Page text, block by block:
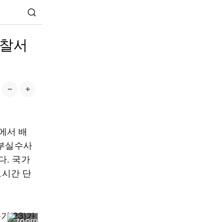
서
서 배
실수사
. 국가
간 단